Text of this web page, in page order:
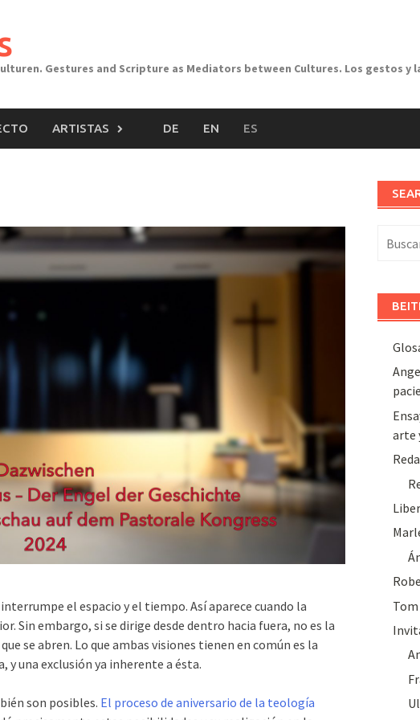
Gestures and Scripture as Mediators between Cultures. Los gestos
ARTISTAS DE EN ES
el espacio y el tiempo. Así aparece cuando la
Sin embargo, si se dirige desde dentro hacia fuera, no es la
se abren. Lo que ambas visiones tienen en común es la
y una exclusión ya inherente a ésta.
son posibles. El proceso de aniversario de la teología
arte